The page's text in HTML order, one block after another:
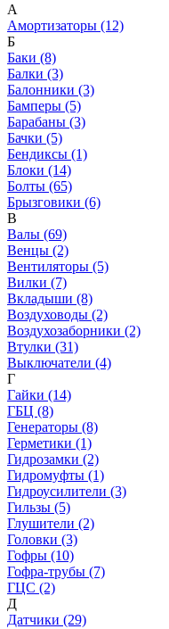
А
Амортизаторы (12)
Б
Баки (8)
Балки (3)
Балонники (3)
Бамперы (5)
Барабаны (3)
Бачки (5)
Бендиксы (1)
Блоки (14)
Болты (65)
Брызговики (6)
В
Валы (69)
Венцы (2)
Вентиляторы (5)
Вилки (7)
Вкладыши (8)
Воздуховоды (2)
Воздухозаборники (2)
Втулки (31)
Выключатели (4)
Г
Гайки (14)
ГБЦ (8)
Генераторы (8)
Герметики (1)
Гидрозамки (2)
Гидромуфты (1)
Гидроусилители (3)
Гильзы (5)
Глушители (2)
Головки (3)
Гофры (10)
Гофра-трубы (7)
ГЦС (2)
Д
Датчики (29)